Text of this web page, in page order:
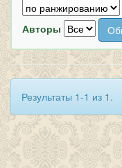
Авторы
Результаты 1-1 из 1.